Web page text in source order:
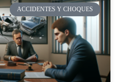
ACCIDENTES Y CHOQUES